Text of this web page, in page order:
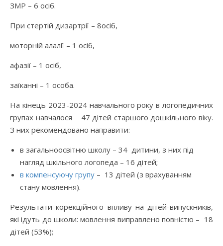
ЗМР – 6 осіб.
При стертій дизартрії – 8осіб,
моторній алалії – 1 осіб,
афазії – 1 осіб,
заїканні – 1 особа.
На кінець 2023-2024 навчального року в логопедичних
групах навчалося 47 дітей старшого дошкільного віку.
З них рекомендовано направити:
в загальноосвітню школу – 34 дитини, з них під
нагляд шкільного логопеда – 16 дітей;
в компенсуючу групу – 13 дітей (з врахуванням
стану мовлення).
Результати корекційного впливу на дітей-випускників,
які ідуть до школи: мовлення виправлено повністю – 18
дітей (53%);